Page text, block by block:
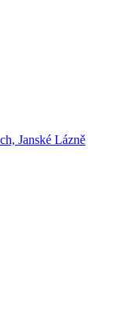
Janské Lázně